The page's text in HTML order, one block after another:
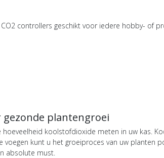
controllers geschikt voor iedere hobby- of
gezonde plantengroei
hoeveelheid koolstofdioxide meten in uw kas.
kunt u het groeiproces van uw planten
absolute must.